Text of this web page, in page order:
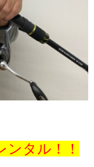
タル！！